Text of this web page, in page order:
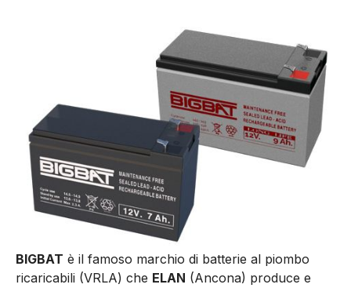
BIGBAT è il famoso marchio di batterie al piombo
ricaricabili (VRLA) che ELAN (Ancona) produce e